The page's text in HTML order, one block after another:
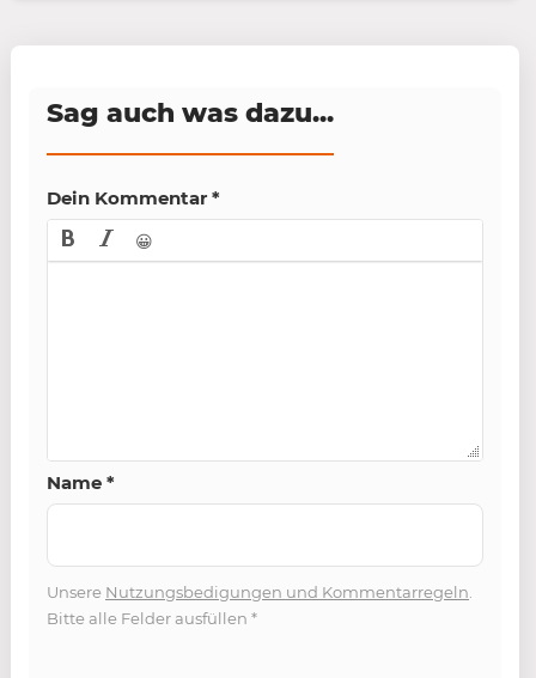
Sag auch was dazu...
Dein Kommentar *
😀
Name *
Unsere Nutzungsbedigungen und Kommentarregeln
Bitte alle Felder ausfüllen *